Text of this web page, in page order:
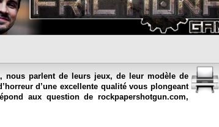
nous parlent de leurs jeux, de leur modèle de
d’une excellente qualité vous plongeant
aux question de rockpapershotgun.com,